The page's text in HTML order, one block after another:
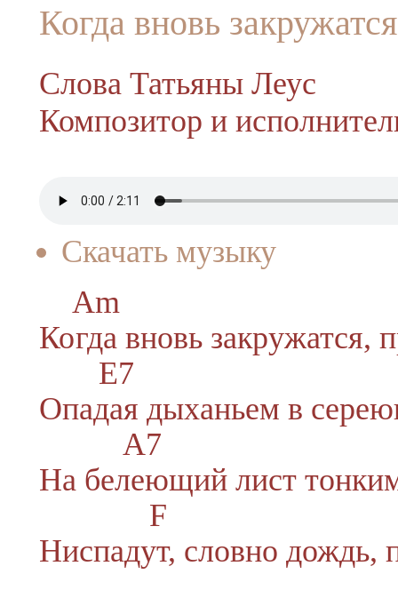
Когда вновь
Слова Татьяны Леус
Композитор и
Скачать музыку
Когда
Am
вновь закружатся,
Опадая
E7
дыханьем в
На белею
A7
щий лист
Ниспадут,
F
словно дождь,